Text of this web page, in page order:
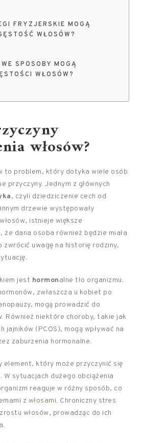
FRYZJERSKIE MOGĄ
WŁOSÓW?
SPOSOBY MOGĄ
WŁOSÓW?
włosów?
to problem, który dotyka wiele osób
przyczyny. Jednym z głównych
, czyli dziedziczenie cech od
drzewie występowały
istnieje większe
dana osoba również będzie miała
zwrócić uwagę na historię rodziny,
jest hormonalne tło organizmu.
zwłaszcza u kobiet po
mogą prowadzić do
Również niektóre choroby, takie jak
jajników (PCOS), mogą wpływać na
zaburzenia hormonalne.
element, który może przyczynić się
W sytuacjach dużego obciążenia
reaguje w różny sposób, co
z włosami. Chroniczny stres
włosów, prowadząc do ich